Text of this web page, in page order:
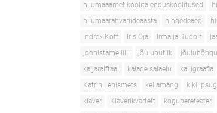
hiiumaaametikoolitäienduskoolitused
hiiumaarahvariideaasta
hingedeaeg
Indrek Koff
Iris Oja Irma ja Rudolf
joonistame lilli
jõulubutiik
kaijaralftaal
kalade salaelu kalligraafia
Katrin Lehismets
kellamäng
klaver
Klaverikvartett kogupereteater